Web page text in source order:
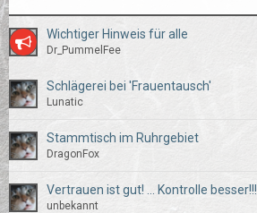
Wichtiger Hinweis für alle
Dr_PummelFee
Schlägerei bei 'Frauentausch'
Lunatic
Stammtisch im Ruhrgebiet
DragonFox
Vertrauen ist gut! ... Kontrolle besser!!!
unbekannt